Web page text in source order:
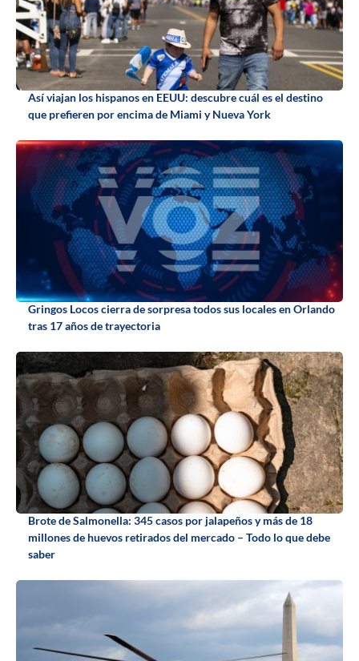
Así viajan los hispanos en EEUU: descubre cuál es el destino
que prefieren por encima de Miami y Nueva York
Gringos Locos cierra de sorpresa todos sus locales en Orlando
tras 17 años de trayectoria
Brote de Salmonella: 345 casos por jalapeños y más de 18
millones de huevos retirados del mercado – Todo lo que debe
saber